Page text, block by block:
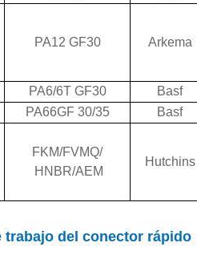
PA12 GF30 Arkema
PA6/6T GF30
Basf
PA66GF 30/35
Basf
FKM/FVMQ/
HNBR/AEM
Hutchins
del conector rápido